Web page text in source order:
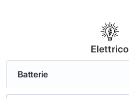
Elettrico
Batterie